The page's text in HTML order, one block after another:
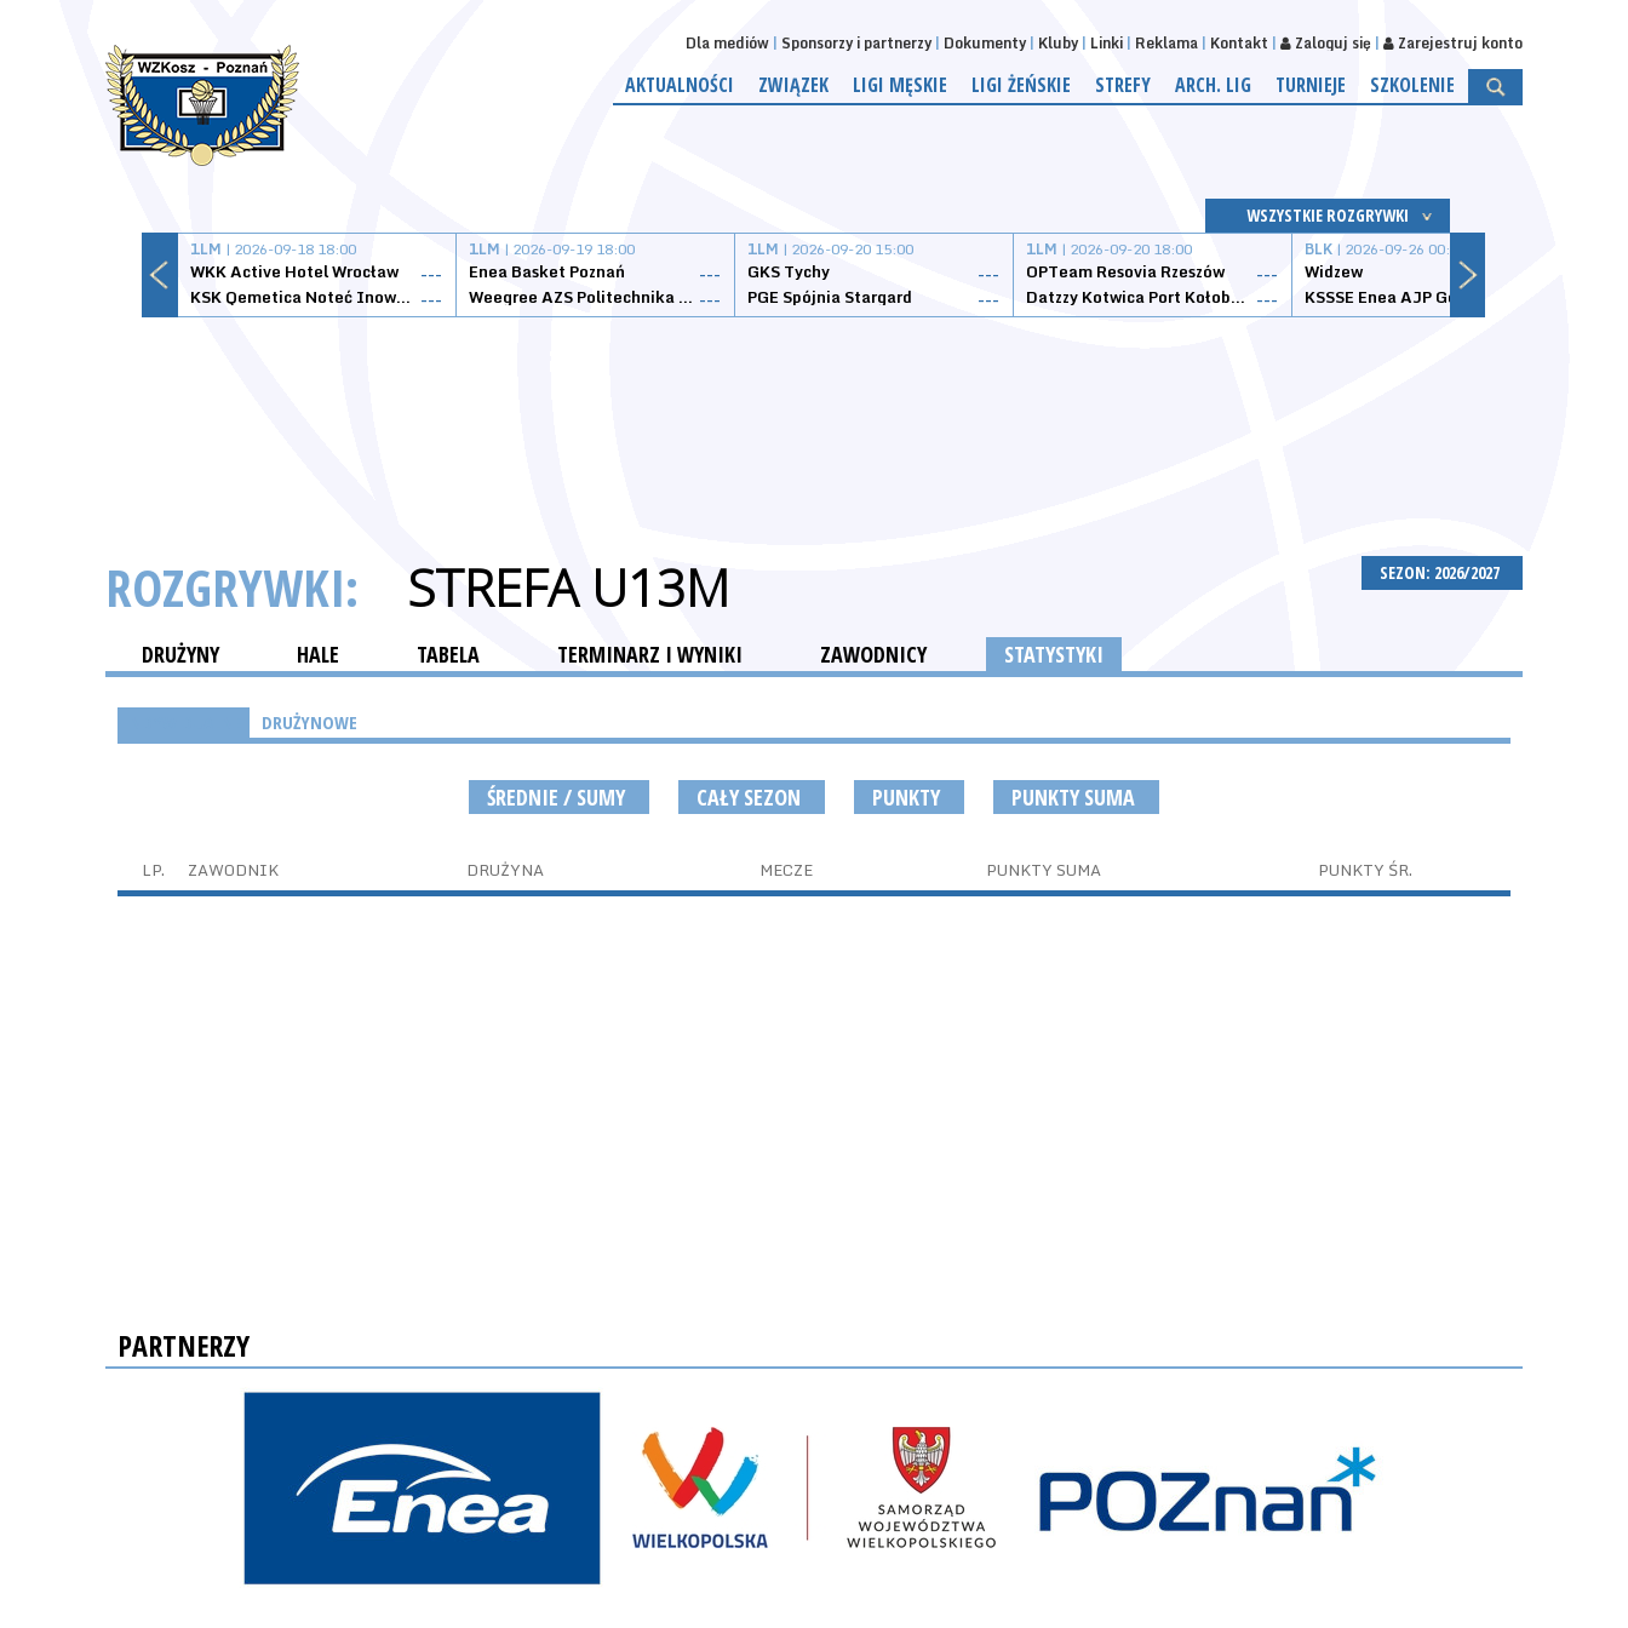
Dla mediów Sponsorzy i partnerzy Dokumenty Kluby Linki Reklama Kontakt Zaloguj się Zarejestruj konto
AKTUALNOŚCI ZWIĄZEK LIGI MĘSKIE LIGI ŻEŃSKIE STREFY ARCH. LIG TURNIEJE SZKOLENIE
WSZYSTKIE ROZGRYWKI
1LM | 2026-09-18 18:00
WKK Active Hotel Wrocław
---
KSK Qemetica Noteć Inowrocław ---
1LM | 2026-09-19 18:00
Enea Basket Poznań
---
Weegree AZS Politechnika Opolska ---
1LM | 2026-09-20 15:00
GKS Tychy
---
PGE Spójnia Stargard
---
1LM | 2026-09-20 18:00
OPTeam Resovia Rzeszów
---
Datzzy Kotwica Port Kołobrzeg ---
BLK | 2026-09-26 00:00
Widzew
SEZON: 2026/2027
ROZGRYWKI: STREFA U13M
DRUŻYNY HALE TABELA TERMINARZ I WYNIKI ZAWODNICY STATYSTYKI
DRUŻYNOWE
ŚREDNIE / SUMY CAŁY SEZON PUNKTY PUNKTY SUMA
LP. ZAWODNIK DRUŻYNA MECZE PUNKTY SUMA PUNKTY ŚR.
PARTNERZY